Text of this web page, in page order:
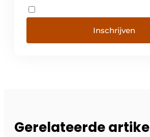
Inschrijven
Gerelateerde